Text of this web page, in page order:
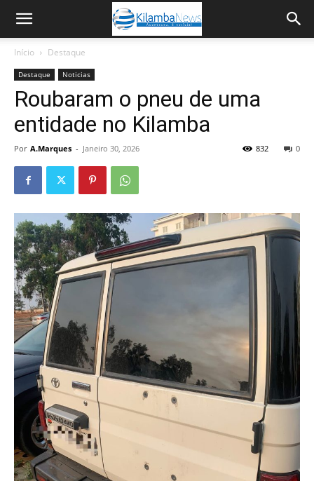
Início Destaque
Destaque Noticias
Roubaram o pneu de uma
entidade no Kilamba
Por A.Marques - Janeiro 30, 2026 0
832